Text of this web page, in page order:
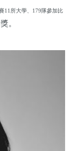
11所大學、179隊參加比
。